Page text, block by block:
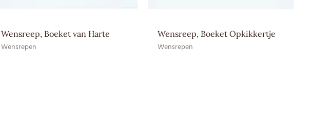
Wensreep, Boeket van Harte
Wensrepen
Wensreep, Boeket Opkikkertje
Wensrepen